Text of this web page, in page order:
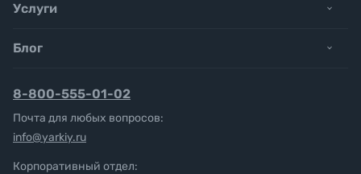
Услуги
Блог
8-800-555-01-02
Почта для любых вопросов:
info@yarkiy.ru
Корпоративный отдел: